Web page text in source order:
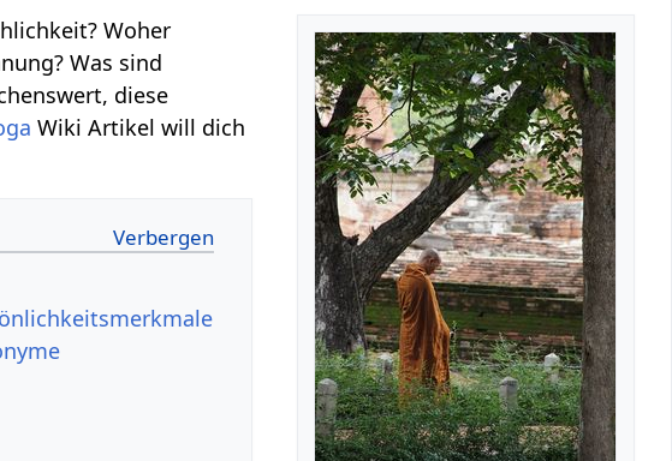
Woher
Was sind
diese
Wiki Artikel will dich